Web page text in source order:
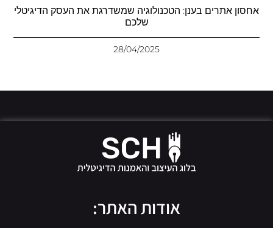
אחסון אתרים בענן: הטכנולוגיה שמשדרגת את העסק הדיגיטלי
שלכם
28/04/2025
אודות האתר: